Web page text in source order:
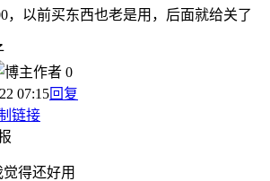
，以前买东西也老是用，后面就给关了
作者 0
07:15回复
链接
觉得还好用